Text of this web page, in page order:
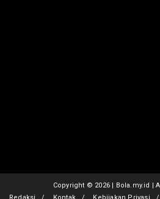
Copyright © 2026 | Bola.my.id |
Kebijakan Privasi
Kontak
Redaksi